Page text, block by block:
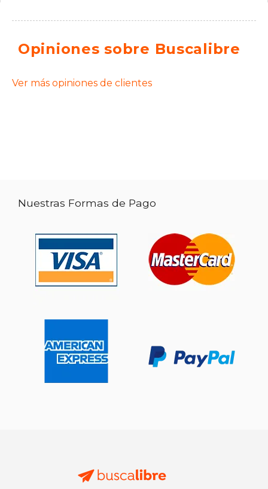
Opiniones sobre Buscalibre
Ver más opiniones de clientes
Nuestras Formas de Pago